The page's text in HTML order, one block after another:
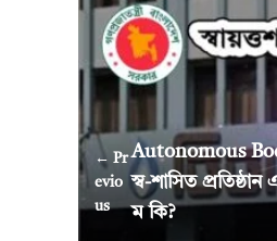
← Pr
evio
us
Autonomous
স্ব-শাসিত
ম কি?